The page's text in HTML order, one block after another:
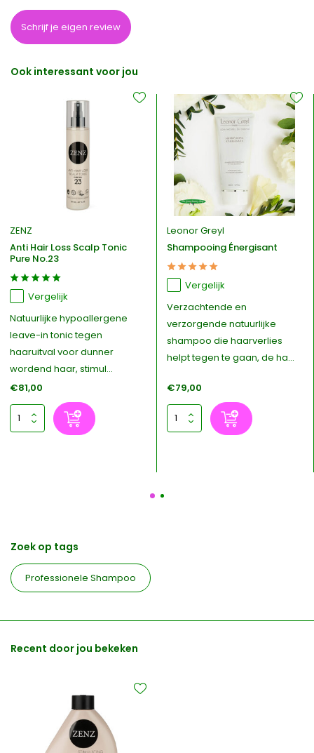
Schrijf je eigen review
Ook interessant voor jou
ZENZ
Anti Hair Loss Scalp Tonic
Pure No.23
Vergelijk
Natuurlijke hypoallergene
leave-in tonic tegen
haaruitval voor dunner
wordend haar, stimul...
€81,00
Leonor Greyl
Shampooing Énergisant
Vergelijk
Verzachtende en
verzorgende natuurlijke
shampoo die haarverlies
helpt tegen te gaan, de ha...
€79,00
Zoek op tags
Professionele Shampoo
Recent door jou bekeken